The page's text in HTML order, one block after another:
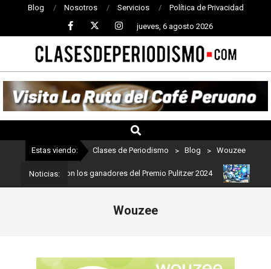
Blog Nosotros Servicios Política de Privacidad
jueves, 6 agosto 2026
CLASES
DE
PERIODISMO
Estas viendo: Clases de Periodismo > Blog > Wouzee
Noticias:
Estos son los ganadores del Premio Pulitzer 2024
Wouzee